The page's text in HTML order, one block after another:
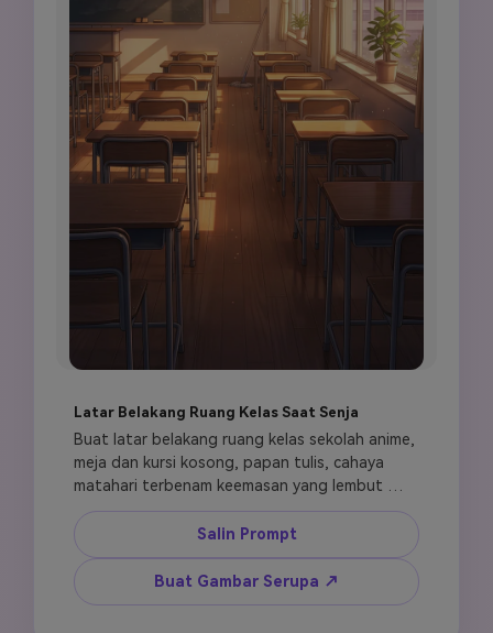
Latar Belakang Ruang Kelas Saat Senja
Buat latar belakang ruang kelas sekolah anime,
meja dan kursi kosong, papan tulis, cahaya
matahari terbenam keemasan yang lembut
melalui jendela besar, partikel debu di udara,
suasana kehidupan slice of life yang tenang,
latar belakang novel visual terperinci, komposisi
bersih, gaya anime resolusi tinggi, tanpa orang,
tanpa teks.
Salin Prompt
Buat Gambar Serupa ↗